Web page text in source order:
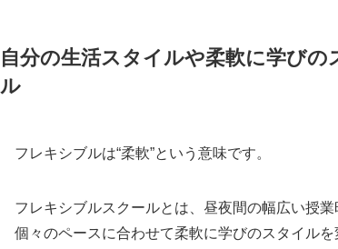
自分の生活スタイルや柔軟に学び
ル
フレキシブルは“柔軟”という意味です。
フレキシブルスクールとは、昼夜間の幅広い授
個々のペースに合わせて柔軟に学びのスタイル